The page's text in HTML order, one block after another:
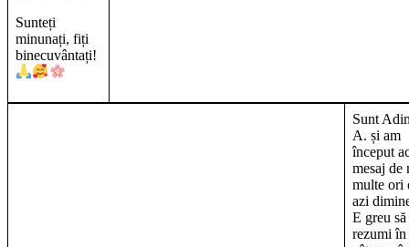
Sunteți
minunați, fiți
binecuvântați!
Sunt
A. și am
început
mesaj de
multe ori
azi
E greu să
rezumi în